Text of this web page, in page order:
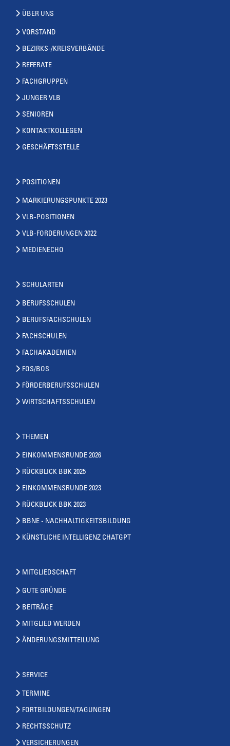
ÜBER UNS
VORSTAND
BEZIRKS-/KREISVERBÄNDE
REFERATE
FACHGRUPPEN
JUNGER VLB
SENIOREN
KONTAKTKOLLEGEN
GESCHÄFTSSTELLE
POSITIONEN
MARKIERUNGSPUNKTE 2023
VLB-POSITIONEN
VLB-FORDERUNGEN 2022
MEDIENECHO
SCHULARTEN
BERUFSSCHULEN
BERUFSFACHSCHULEN
FACHSCHULEN
FACHAKADEMIEN
FOS/BOS
FÖRDERBERUFSSCHULEN
WIRTSCHAFTSSCHULEN
THEMEN
EINKOMMENSRUNDE 2026
RÜCKBLICK BBK 2025
EINKOMMENSRUNDE 2023
RÜCKBLICK BBK 2023
BBNE - NACHHALTIGKEITSBILDUNG
KÜNSTLICHE INTELLIGENZ CHATGPT
MITGLIEDSCHAFT
GUTE GRÜNDE
BEITRÄGE
MITGLIED WERDEN
ÄNDERUNGSMITTEILUNG
SERVICE
TERMINE
FORTBILDUNGEN/TAGUNGEN
RECHTSSCHUTZ
VERSICHERUNGEN